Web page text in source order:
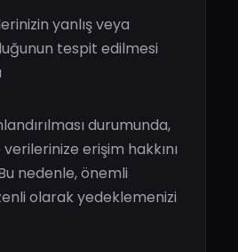
yanlış veya
tespit edilmesi
durumunda,
erişim hakkını
nedenle, önemli
olarak yedeklemenizi